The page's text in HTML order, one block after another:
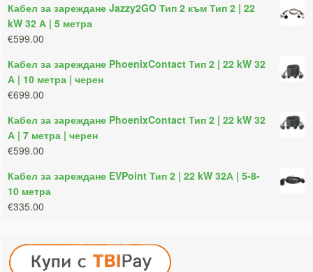
Кабел за зареждане Jazzy2GO Тип 2 към Тип 2 | 22
kW 32 А | 5 метра
€599.00
Кабел за зареждане PhoenixContact Тип 2 | 22 kW 32
А | 10 метра | черен
€699.00
Кабел за зареждане PhoenixContact Тип 2 | 22 kW 32
А | 7 метра | черен
€599.00
Кабел за зареждане EVPoint Тип 2 | 22 kW 32А | 5-8-
10 метра
€335.00